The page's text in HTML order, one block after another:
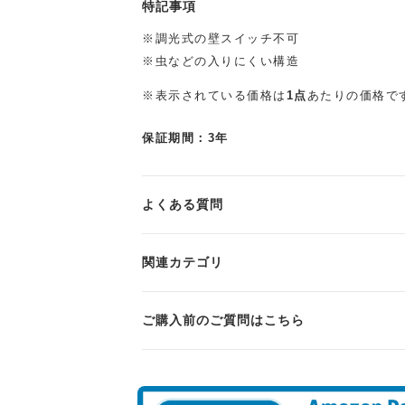
特記事項
※調光式の壁スイッチ不可
※虫などの入りにくい構造
※表示されている価格は 1点あたりの価格で
保証期間：3年
よくある質問
関連カテゴリ
ご購入前のご質問はこちら